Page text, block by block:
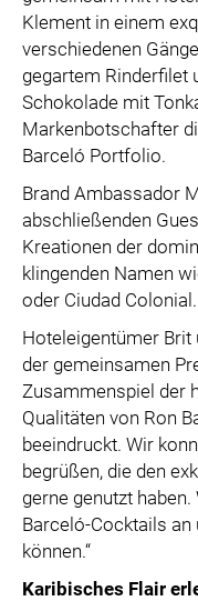
Klement in einem
verschiedenen
gegartem Rinderfilet
Schokolade mit
Markenbotschafter
Barceló Portfolio.
Brand Ambassador
abschließenden
Kreationen der
klingenden Namen
oder Ciudad Colonial.
Hoteleigentümer Brit
der gemeinsamen
Zusammenspiel der
Qualitäten von Ron
beeindruckt. Wir
begrüßen, die den
gerne genutzt
Barceló-Cocktails
können.“
Karibisches Flair